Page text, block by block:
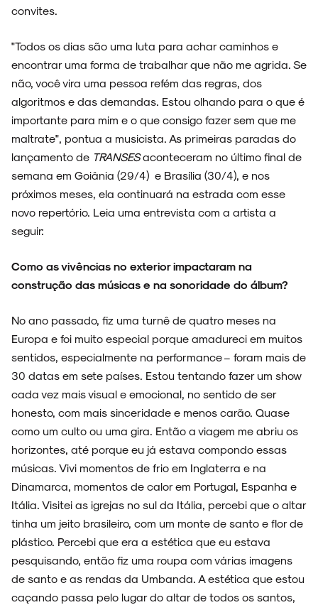
ARQUIVO
ESPECIAIS
FAIXA A FAIXA
NOVIDADES
convites.
"Todos os dias são uma luta para achar caminhos e
encontrar uma forma de trabalhar que não me agrida. Se
não, você vira uma pessoa refém das regras, dos
algoritmos e das demandas. Estou olhando para o que é
importante para mim e o que consigo fazer sem que me
maltrate", pontua a musicista. As primeiras paradas do
lançamento de TRANSESaconteceram no último final de
semana em Goiânia (29/4) e Brasília (30/4), e nos
próximos meses, ela continuará na estrada com esse
novo repertório. Leia uma entrevista com a artista a
seguir:
Como as vivências no exterior impactaram na
construção das músicas e na sonoridade do álbum?
No ano passado, fiz uma turnê de quatro meses na
Europa e foi muito especial porque amadureci em muitos
sentidos, especialmente na performance – foram mais de
30 datas em sete países. Estou tentando fazer um show
cada vez mais visual e emocional, no sentido de ser
honesto, com mais sinceridade e menos carão. Quase
como um culto ou uma gira. Então a viagem me abriu os
horizontes, até porque eu já estava compondo essas
músicas. Vivi momentos de frio em Inglaterra e na
Dinamarca, momentos de calor em Portugal, Espanha e
Itália. Visitei as igrejas no sul da Itália, percebi que o altar
tinha um jeito brasileiro, com um monte de santo e flor de
plástico. Percebi que era a estética que eu estava
pesquisando, então fiz uma roupa com várias imagens
de santo e as rendas da Umbanda. A estética que estou
caçando passa pelo lugar do altar de todos os santos,